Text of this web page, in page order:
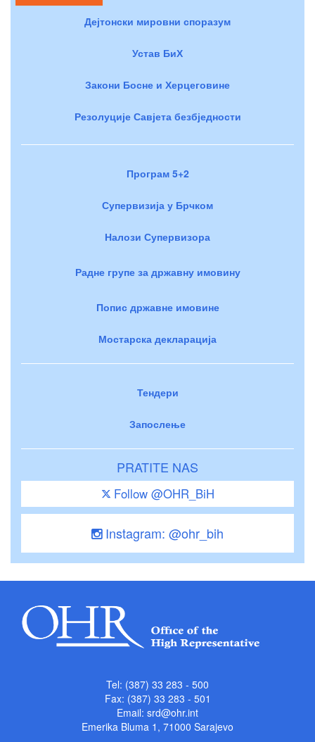
Дејтонски мировни споразум
Устав БиХ
Закони Босне и Херцеговине
Резолуције Савјета безбједности
Програм 5+2
Супервизија у Брчком
Налози Супервизора
Радне групе за државну имовину
Попис државне имовине
Мостарска декларација
Тендери
Запослење
PRATITE NAS
Follow @OHR_BiH
Instagram: @ohr_bih
Tel: (387) 33 283 - 500
Fax: (387) 33 283 - 501
Email: srd@ohr.int
Emerika Bluma 1, 71000 Sarajevo